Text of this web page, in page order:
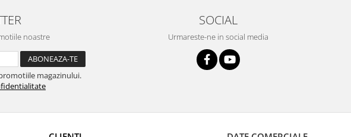
noastre
magazinului.
SOCIAL
Urmareste-ne in social media